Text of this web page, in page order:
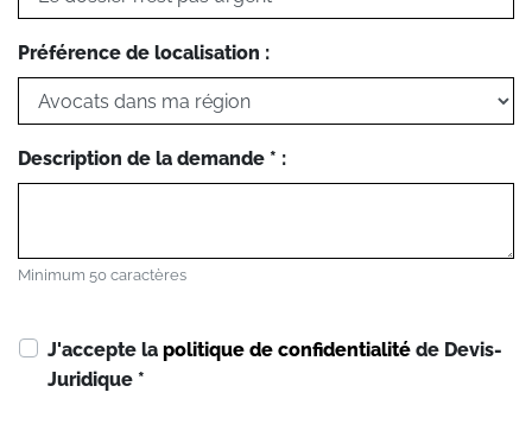
Préférence de localisation :
Description de la demande * :
Minimum 50 caractères
J'accepte la politique de confidentialité de Devis-
Juridique *